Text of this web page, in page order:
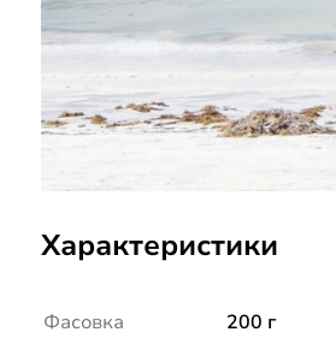
Характеристики
Фасовка 200 г